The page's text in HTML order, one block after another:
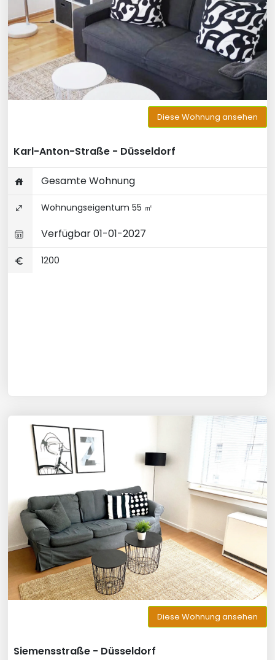
Diese Wohnung ansehen
Karl-Anton-Straße - Düsseldorf
Gesamte Wohnung
Wohnungseigentum 55 ㎡
Verfügbar 01-01-2027
1200
Diese Wohnung ansehen
Siemensstraße - Düsseldorf